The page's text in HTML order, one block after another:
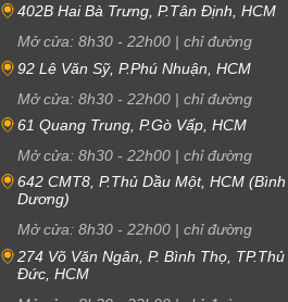
402B Hai Bà Trưng, P.Tân Định, HCM
Mở cửa: 8h30 - 22h00 | chỉ đường
92 Lê Văn Sỹ, P.Phú Nhuận, HCM
Mở cửa: 8h30 - 22h00 | chỉ đường
61 Quang Trung, P.Gò Vấp, HCM
Mở cửa: 8h30 - 22h00 | chỉ đường
642 CMT8, P.Thủ Dầu Một, HCM (Bình
Dương)
Mở cửa: 8h30 - 22h00 | chỉ đường
274 Võ Văn Ngân, P. Bình Thọ, TP.Thủ
Đức, HCM